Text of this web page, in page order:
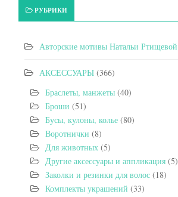
РУБРИКИ
Авторские мотивы Натальи Ртищевой
АКСЕССУАРЫ (366)
Браслеты, манжеты (40)
Броши (51)
Бусы, кулоны, колье (80)
Воротнички (8)
Для животных (5)
Другие аксессуары и аппликация (5)
Заколки и резинки для волос (18)
Комплекты украшений (33)